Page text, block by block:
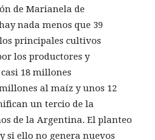
de Marianela de
nada menos que 39
principales cultivos
los productores y
18 millones
al maíz y unos 12
un tercio de la
de la Argentina. El planteo
si ello no genera nuevos